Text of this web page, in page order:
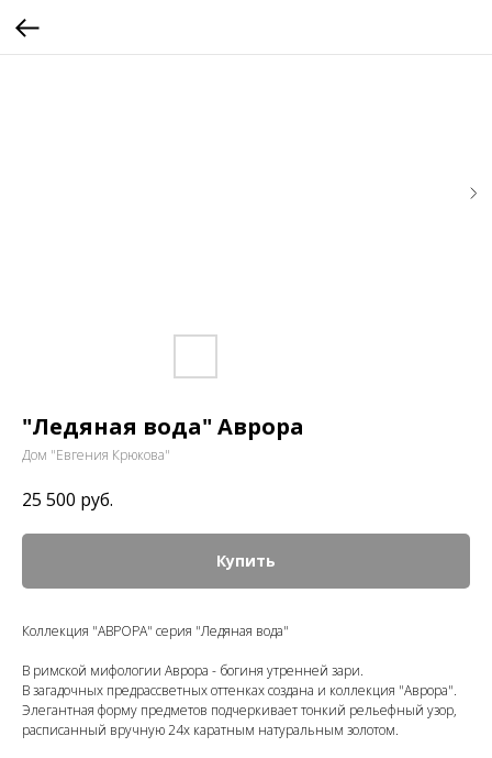
"Ледяная вода" Аврора
Дом "Евгения Крюкова"
25 500 руб.
Купить
Коллекция "АВРОРА" серия "Ледяная вода"
В римской мифологии Аврора - богиня утренней зари.
В загадочных предрассветных оттенках создана и коллекция "Аврора".
Элегантная форму предметов подчеркивает тонкий рельефный узор,
расписанный вручную 24х каратным натуральным золотом.